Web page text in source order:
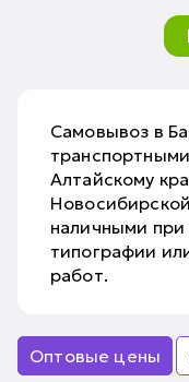
Самовывоз в
Алтайскому
наличными при
типографии
работ.
Оптовые цены